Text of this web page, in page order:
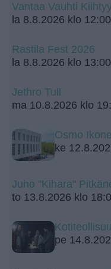
Vantaa Vauhti
la 8.8.2026 klo 12:00
Rastila Fest 2026
la 8.8.2026 klo 13:00
Jethro Tull
ma 10.8.2026 klo
Osmo
ke
Juho "Kihara"
to 13.8.2026 klo
pe